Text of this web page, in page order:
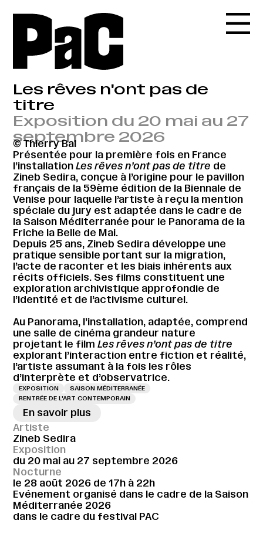
Les rêves n'ont pas de
titre
Exposition du 20 mai au 27
septembre 2026
© Thierry Bal
Présentée pour la première fois en France
l’installationLes rêves n’ont pas de titre de
Zineb Sedira, conçue à l’origine pour le pavillon
français de la 59ème édition de la Biennale de
Venise pour laquelle l’artiste à reçu la mention
spéciale du jury est adaptée dans le cadre de
la Saison Méditerranée pour le Panorama de la
Friche la Belle de Mai.
Depuis 25 ans, Zineb Sedira développe une
pratique sensible portant sur la migration,
l’acte de raconter et les biais inhérents aux
récits officiels. Ses films constituent une
exploration archivistique approfondie de
l’identité et de l’activisme culturel.
Au Panorama, l’installation, adaptée, comprend
une salle de cinéma grandeur nature
projetant le filmLes rêves n’ont pas de titre
explorant l’interaction entre fiction et réalité,
l’artiste assumant à la fois les rôles
d’interprète et d’observatrice.
EXPOSITION
SAISON MÉDITERRANÉE
RENTRÉE DE L'ART CONTEMPORAIN
En savoir plus
Artiste
Zineb Sedira
Exposition
du 20 mai au 27 septembre 2026
Nocturne
le 28 août 2026 de 17h à 22h
Evénement organisé dans le cadre de la Saison
Méditerranée 2026
dans le cadre du festival PAC